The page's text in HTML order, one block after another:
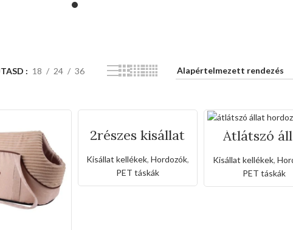
18 24 36
2részes kisállat
hordozós
légáteresztő
válltáska
Kisállat kellékek, Hordozók,
PET táskák
Átlátszó
Kisállat kellékek,
PET táskák